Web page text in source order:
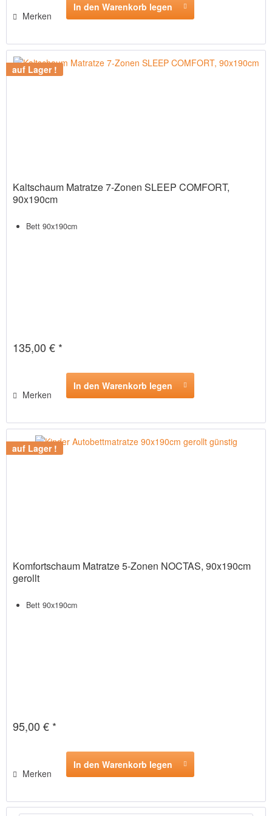
Merken
In den Warenkorb legen
auf Lager !
Kaltschaum Matratze 7-Zonen SLEEP COMFORT,
90x190cm
Bett 90x190cm
135,00 € *
Merken
In den Warenkorb legen
auf Lager !
Komfortschaum Matratze 5-Zonen NOCTAS, 90x190cm
gerollt
Bett 90x190cm
95,00 € *
Merken
In den Warenkorb legen